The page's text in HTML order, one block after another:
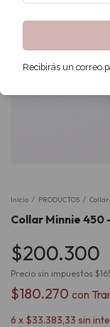
Inicio / PRODUCTOS /
Collar Minnie
$200.300
Precio sin impuestos
$180.270 con
6 x $33.383,33 sin
Recibirás un correo